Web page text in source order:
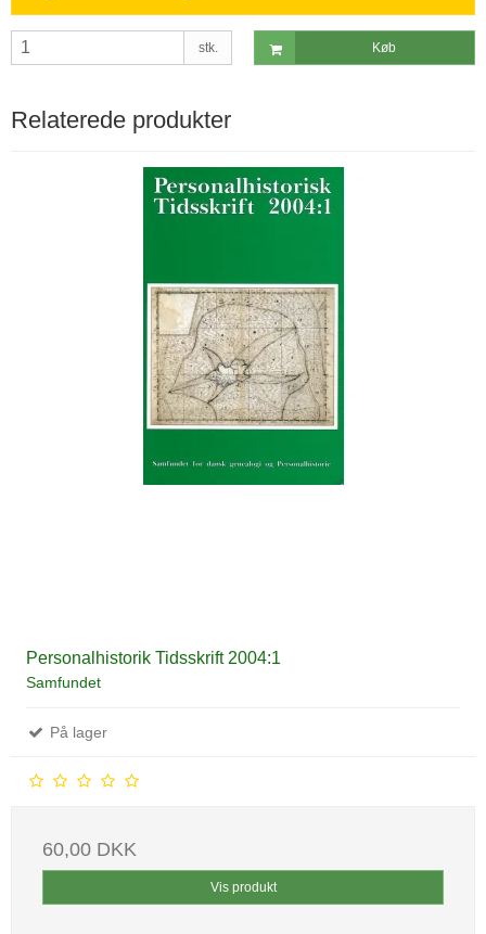
stk. Køb
Relaterede produkter
Personalhistorik Tidsskrift 2004:1
Samfundet
På lager
60,00 DKK
Vis produkt